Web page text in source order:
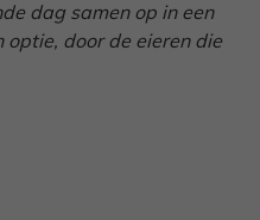
dag samen op in een
optie, door de eieren die